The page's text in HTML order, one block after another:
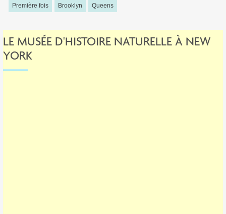
Première fois Brooklyn Queens
LE MUSÉE D'HISTOIRE NATURELLE À NEW
YORK